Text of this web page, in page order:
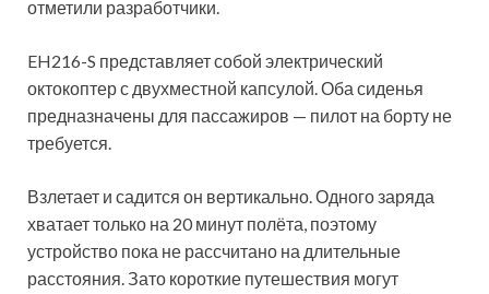
отметили разработчики.
EH216-S представляет собой электрический
октокоптер с двухместной капсулой. Оба сиденья
предназначены для пассажиров — пилот на борту не
требуется.
Взлетает и садится он вертикально. Одного заряда
хватает только на 20 минут полёта, поэтому
устройство пока не рассчитано на длительные
расстояния. Зато короткие путешествия могут